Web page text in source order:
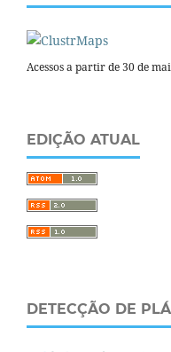
Acessos a partir de 30 de
EDIÇÃO ATUAL
DETECÇÃO DE